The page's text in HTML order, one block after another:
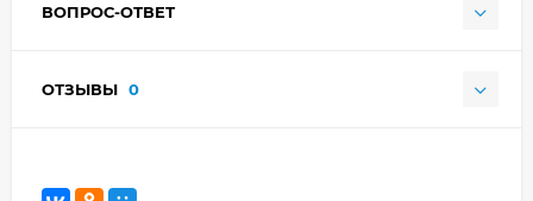
ВОПРОС-ОТВЕТ
ОТЗЫВЫ 0